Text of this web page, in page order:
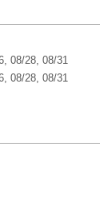
08/28, 08/31
08/28, 08/31